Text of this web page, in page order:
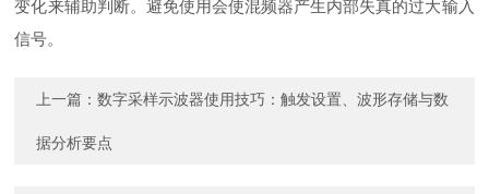
变化来辅助判断。避免使用会使混频器产生内部失真的过大输入
信号。
上一篇：数字采样示波器使用技巧：触发设置、波形存储与数
据分析要点